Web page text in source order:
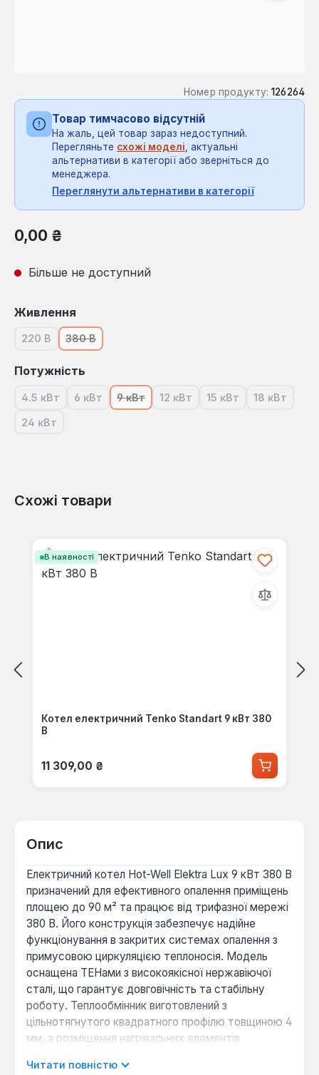
Номер продукту: 126264
Товар тимчасово відсутній
На жаль, цей товар зараз недоступний.
Перегляньте схожі моделі , актуальні
альтернативи в категорії або зверніться до
менеджера.
Переглянути альтернативи в категорії
Звичайна ціна:
0,00 ₴
Більше не доступний
Виберіть
Живлення
220 В(Ця опція наразі недоступна.)
380 В(Ця опція наразі недоступна.)
Виберіть
Потужність
4.5 кВт(Ця опція наразі недоступна.)
6 кВт(Ця опція наразі недоступна.)
9 кВт(Ця опція наразі недоступна.)
12 кВт(Ця опція наразі недоступна.)
15 кВт(Ця опція наразі
18 кВт(Ця опція
24 кВт(Ця опція наразі недоступна.)
Схожі товари
В наявності
Котел електричний Tenko Standart 9 кВт 380
В
Звичайна ціна:
11 309,00 ₴
Опис
Електричний котел Hot-Well Elektra Lux 9 кВт 380 В
призначений для ефективного опалення приміщень
площею до 90 м² та працює від трифазної мережі
380 В. Його конструкція забезпечує надійне
функціонування в закритих системах опалення з
примусовою циркуляцією теплоносія. Модель
оснащена ТЕНами з високоякісної нержавіючої
сталі, що гарантує довговічність та стабільну
роботу. Теплообмінник виготовлений з
цільнотягнутого квадратного профілю товщиною 4
мм, а розміщення нагрівальних елементів
всьому об'єму та відсутність застійних зон.
Читати повністю